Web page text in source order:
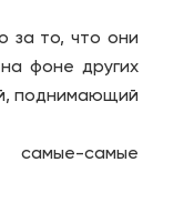
за то, что они
фоне других
поднимающий
самые